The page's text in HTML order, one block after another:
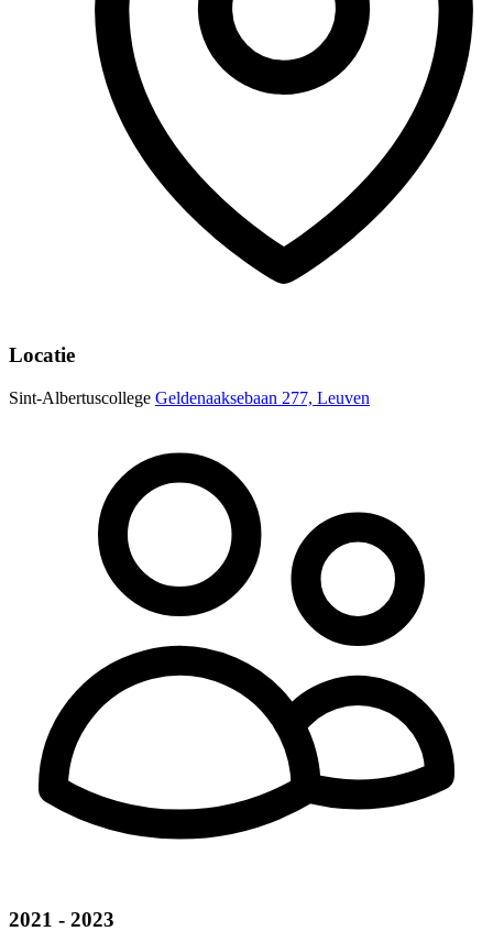
Locatie
Sint-Albertuscollege Geldenaaksebaan 277, Leuven
2021 - 2023